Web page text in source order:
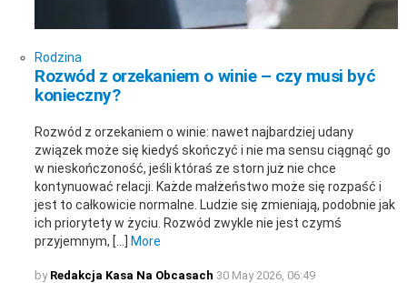
Rodzina
Rozwód z orzekaniem o winie – czy musi być
konieczny?
Rozwód z orzekaniem o winie: nawet najbardziej udany
związek może się kiedyś skończyć i nie ma sensu ciągnąć go
w nieskończoność, jeśli któraś ze storn już nie chce
kontynuować relacji. Każde małżeństwo może się rozpaść i
jest to całkowicie normalne. Ludzie się zmieniają, podobnie jak
ich priorytety w życiu. Rozwód zwykle nie jest czymś
przyjemnym, […] More
by Redakcja Kasa Na Obcasach 30 May 2026, 06:49